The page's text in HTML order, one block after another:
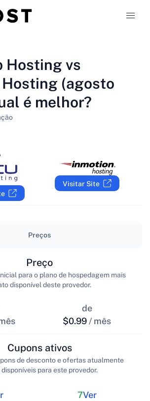
Hosting vs
(agosto
é melhor?
Visitar Site
Preços
Preço
para o plano de hospedagem mais
disponível deste provedor.
de
$0.99/ mês
Cupons ativos
de desconto e ofertas atualmente
para este provedor.
7Ver